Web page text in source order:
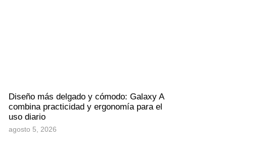
Diseño más delgado y cómodo: Galaxy A
combina practicidad y ergonomía para el
uso diario
agosto 5, 2026